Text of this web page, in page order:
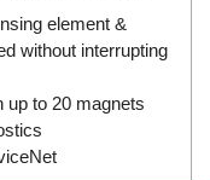
element &
without interrupting
up to 20 magnets